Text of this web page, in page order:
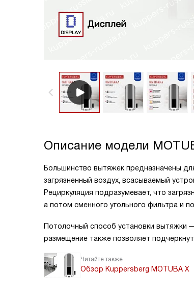
Описание модели
Большинство вытяжек предназначены
загрязненный воздух, всасываемый
Рециркуляция подразумевает, что
а потом сменного угольного фильтра и
Потолочный способ установки вытяжки
размещение также позволяет
Читайте также
Обзор Kuppersberg MOTUBA X